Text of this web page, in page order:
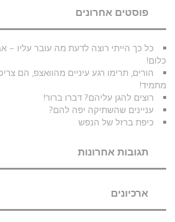
פוסטים אחרונים
כל כך הייתי רוצה לדעת מה עובר עליו –
כלום!
הורים, תרימו רגע עיניים מהוואצפ, הם
מתמיד!
רוצים להגן עליהם? דברו ברור!
עניינים שהשתיקה יפה להם?
כיפת ברזל של הנפש
תגובות אחרונות
ארכיונים